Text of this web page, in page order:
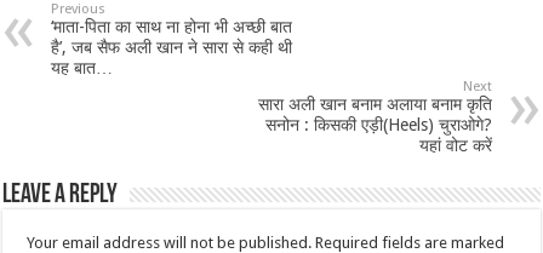
Previous
‘माता-पिता का साथ ना होना भी अच्छी बात
है’, जब सैफ अली खान ने सारा से कही थी
यह बात…
Next
सारा अली खान बनाम अलाया बनाम कृति
सनोन : किसकी एड़ी(Heels) चुराओगे?
यहां वोट करें
Leave a Reply
Your email address will not be published. Required fields are marked